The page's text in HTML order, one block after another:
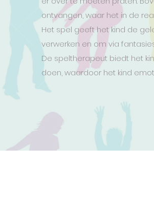
ontvangen, waar het in de
Het spel geeft het kind de
verwerken en om via
De speltherapeut biedt het
doen, waardoor het kind